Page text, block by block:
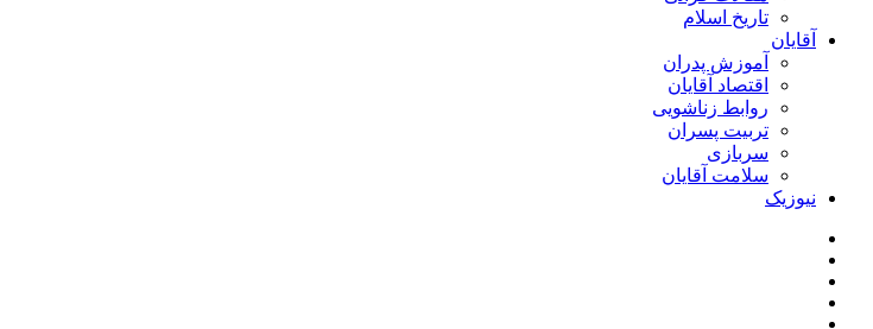
تاریخ اسلام
آقایان
آموزش پدران
اقتصاد آقایان
روابط زناشویی
تربیت پسران
سربازی
سلامت آقایان
نیوزیک